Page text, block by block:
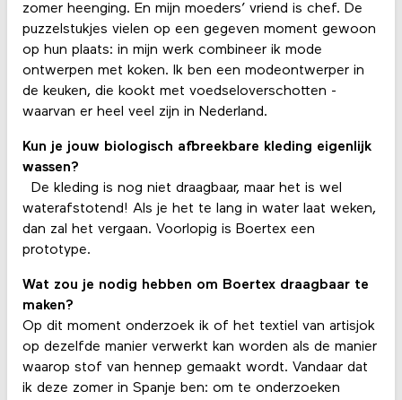
zomer heenging. En mijn moeders’ vriend is chef. De
puzzelstukjes vielen op een gegeven moment gewoon
op hun plaats: in mijn werk combineer ik mode
ontwerpen met koken. Ik ben een modeontwerper in
de keuken, die kookt met voedseloverschotten -
waarvan er heel veel zijn in Nederland.
Kun je jouw biologisch afbreekbare kleding eigenlijk
wassen?
De kleding is nog niet draagbaar, maar het is wel
waterafstotend! Als je het te lang in water laat weken,
dan zal het vergaan. Voorlopig is Boertex een
prototype.
Wat zou je nodig hebben om Boertex draagbaar te
maken?
Op dit moment onderzoek ik of het textiel van artisjok
op dezelfde manier verwerkt kan worden als de manier
waarop stof van hennep gemaakt wordt. Vandaar dat
ik deze zomer in Spanje ben: om te onderzoeken